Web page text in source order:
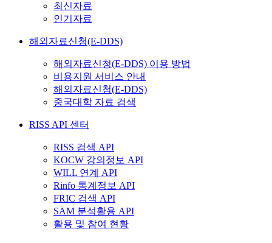
최신자료
인기자료
해외자료신청(E-DDS)
해외자료신청(E-DDS) 이용 방법
비용지원 서비스 안내
해외자료신청(E-DDS)
중국대학 자료 검색
RISS API 센터
RISS 검색 API
KOCW 강의정보 API
WILL 연계 API
Rinfo 통계정보 API
FRIC 검색 API
SAM 분석활용 API
활용 및 참여 현황